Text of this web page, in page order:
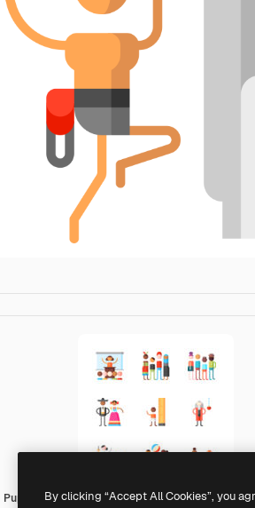
Puppet Characters Flat
By clicking “Accept All Cookies”, you